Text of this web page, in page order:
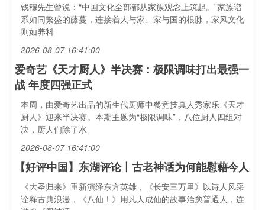
钱穆先生曾说：“中国文化全部都从家族观念上筑起。”家族谱
系如同繁盛的藤蔓，连接着人与家、家与国的根脉，家风文化
则如养料
2026-08-07 16:41:00
爱奇艺《天才厨人》半决赛：极限调味打出最强一
战 年度四强正式
本周，由爱奇艺出品的新生代厨师中餐竞技真人秀家乐《天才
厨人》迎来半决赛。本期主题为“极限调味”，八位厨人四组对
决，厨人们除了水
2026-08-07 16:41:00
【好评中国】东湖评论丨古老神话为何能慰藉今人
《大圣归来》重新演绎东方英雄，《长安三万里》以诗人风采
诠释古典浪漫，《八仙！》用凡人成仙的故事治愈普通人，连